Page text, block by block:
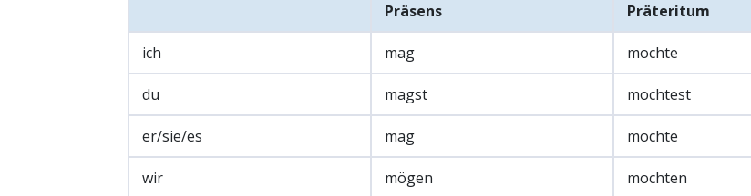
Präsens Präteritum
ich mag mochte
du magst mochtest
er/sie/es mag mochte
wir mögen mochten